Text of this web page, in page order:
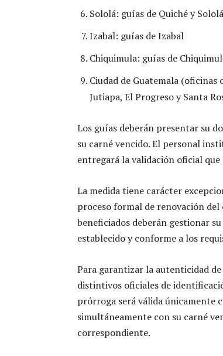
Sololá: guías de Quiché y
Izabal: guías de Izabal
Chiquimula: guías de
Ciudad de Guatemala
Jutiapa, El Progreso y Santa
Los guías deberán presentar su
su carné vencido. El personal
entregará la validación oficial
La medida tiene carácter
proceso formal de renovación del
beneficiados deberán gestionar
establecido y conforme a los
Para garantizar la autenticidad
distintivos oficiales de
prórroga será válida únicamente
simultáneamente con su carné
correspondiente.